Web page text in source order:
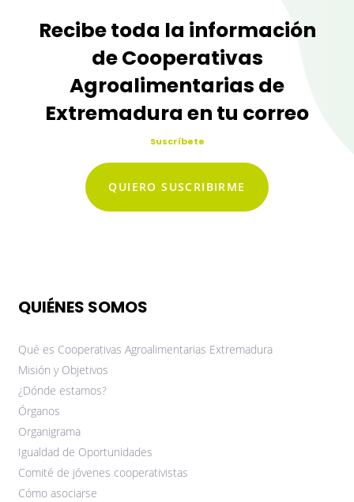
Recibe toda la información
de Cooperativas
Agroalimentarias de
Extremadura en tu correo
Suscríbete
QUIERO SUSCRIBIRME
QUIÉNES SOMOS
Qué es Cooperativas Agroalimentarias Extremadura
Misión y Objetivos
¿Dónde estamos?
Órganos
Organigrama
Igualdad de Oportunidades
Comité de jóvenes cooperativistas
Cómo asociarse